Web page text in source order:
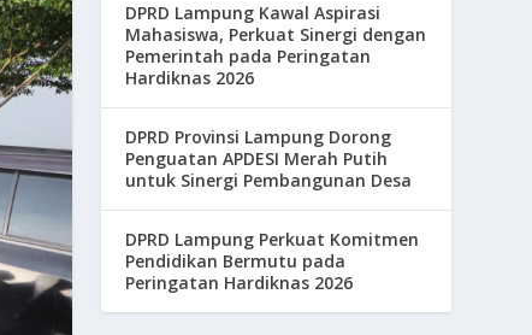
DPRD Lampung Kawal Aspirasi
Mahasiswa, Perkuat Sinergi dengan
Pemerintah pada Peringatan
Hardiknas 2026
DPRD Provinsi Lampung Dorong
Penguatan APDESI Merah Putih
untuk Sinergi Pembangunan Desa
DPRD Lampung Perkuat Komitmen
Pendidikan Bermutu pada
Peringatan Hardiknas 2026